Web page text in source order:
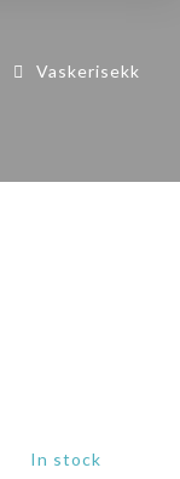
Vaskerisekk
In stock